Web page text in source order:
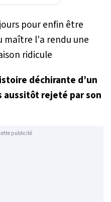
déchirante d’un
aussitôt rejeté par son
publicité